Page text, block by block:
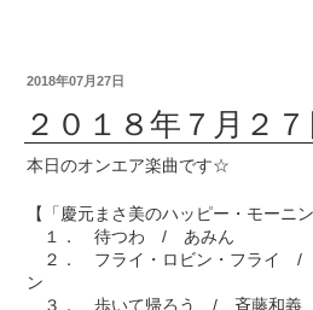
2018年07月27日
２０１８年７月２７
本日のオンエア楽曲です☆
【「慶元まさ美のハッピー・モーニ
１． 待つわ / あみん
２． フライ・ロビン・フライ /
ン
３． 歩いて帰ろう / 斉藤和義